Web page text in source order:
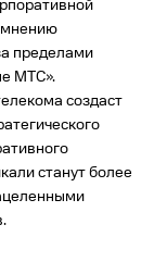
мнению
пределами
МТС».
создаст
станут более